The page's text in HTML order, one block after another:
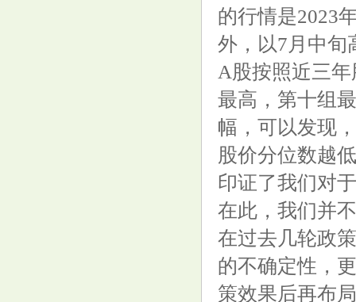
的行情是2023
外，以7月中旬
A股按照近三
最高，第十组
幅，可以发现
股价分位数越
印证了我们对
在此，我们并
在过去几轮政
的不确定性，
策效果后再布